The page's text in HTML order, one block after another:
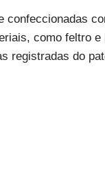
como feltro
registradas do